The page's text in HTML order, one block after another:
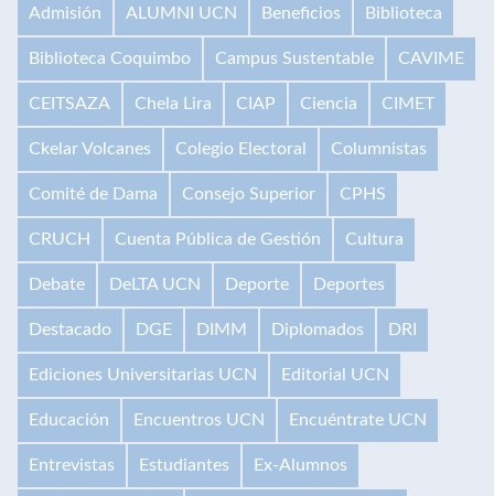
Admisión ALUMNI UCN Beneficios Biblioteca
Biblioteca Coquimbo Campus Sustentable CAVIME
CEITSAZA Chela Lira CIAP Ciencia CIMET
Ckelar Volcanes Colegio Electoral Columnistas
Comité de Dama Consejo Superior CPHS
CRUCH Cuenta Pública de Gestión Cultura
Debate DeLTA UCN Deporte Deportes
Destacado DGE DIMM Diplomados DRI
Ediciones Universitarias UCN Editorial UCN
Educación Encuentros UCN Encuéntrate UCN
Entrevistas Estudiantes Ex-Alumnos